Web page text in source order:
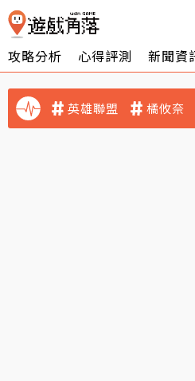
攻略分析 心得評測 新聞資
英雄聯盟 橘攸奈